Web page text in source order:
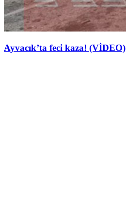
Ayvacık’ta feci kaza! (VİDEO)